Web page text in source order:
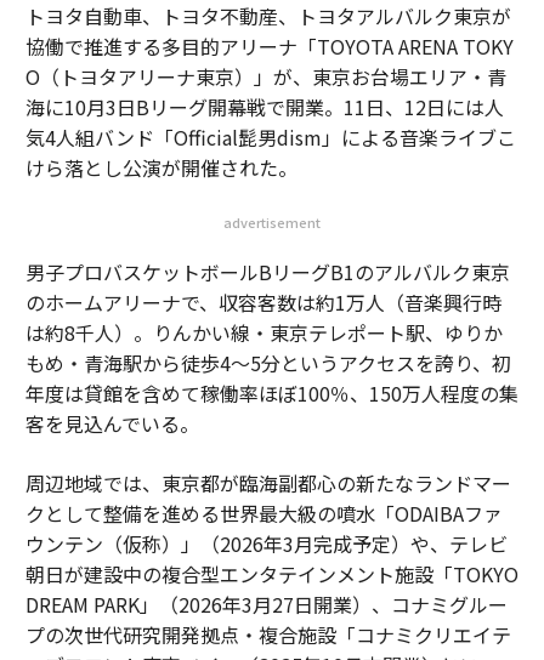
トヨタ自動車、トヨタ不動産、トヨタアルバルク東京が
協働で推進する多目的アリーナ「TOYOTA ARENA TOKY
O（トヨタアリーナ東京）」が、東京お台場エリア・青
海に10月3日Bリーグ開幕戦で開業。11日、12日には人
気4人組バンド「Official髭男dism」による音楽ライブこ
けら落とし公演が開催された。
advertisement
男子プロバスケットボールBリーグB1のアルバルク東京
のホームアリーナで、収容客数は約1万人（音楽興行時
は約8千人）。りんかい線・東京テレポート駅、ゆりか
もめ・青海駅から徒歩4〜5分というアクセスを誇り、初
年度は貸館を含めて稼働率ほぼ100％、150万人程度の集
客を見込んでいる。
周辺地域では、東京都が臨海副都心の新たなランドマー
クとして整備を進める世界最大級の噴水「ODAIBAファ
ウンテン（仮称）」（2026年3月完成予定）や、テレビ
朝日が建設中の複合型エンタテインメント施設「TOKYO
DREAM PARK」（2026年3月27日開業）、コナミグルー
プの次世代研究開発拠点・複合施設「コナミクリエイテ